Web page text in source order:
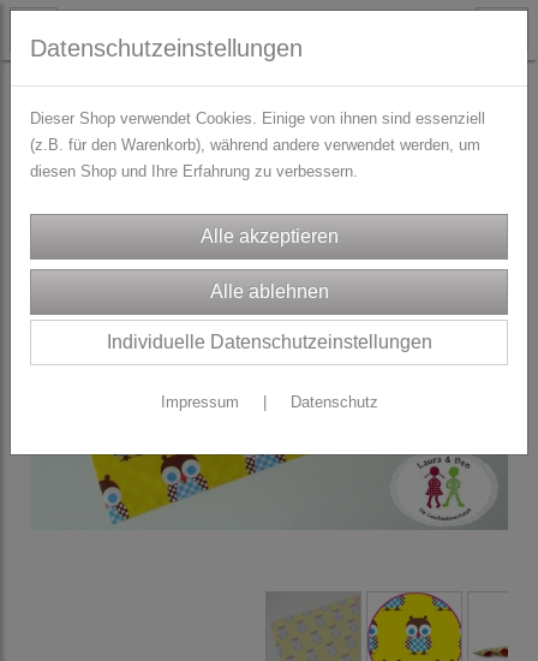
PAPETERIE
Datenschutzeinstellungen
Dieser Shop verwendet Cookies. Einige von ihnen sind essenziell
(z.B. für den Warenkorb), während andere verwendet werden, um
diesen Shop und Ihre Erfahrung zu verbessern.
Individuelle Datenschutzeinstellungen
Impressum Datenschutz